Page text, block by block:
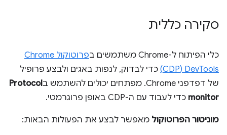
סקירה כללית
כלי הפיתוח ל-Chrome משתמשים ב
פרוטוקול Chrome
DevTools‏ (CDP)
כדי לבדוק, לנפות באגים ולבצע פרופיל
של דפדפני Chrome. מפתחים יכולים להשתמש ב
Protocol
monitor כדי לעבוד עם ה-CDP באופן פרוגרמטי.
מוניטור הפרוטוקול מאפשר לבצע את הפעולות הבאות: